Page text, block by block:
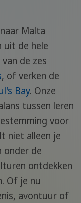
Malta
uit de hele
de zes
, of verken de
Bay. Onze
tussen leren
voor
niet alleen je
onder de
ontdekken
Of je nu
avontuur of